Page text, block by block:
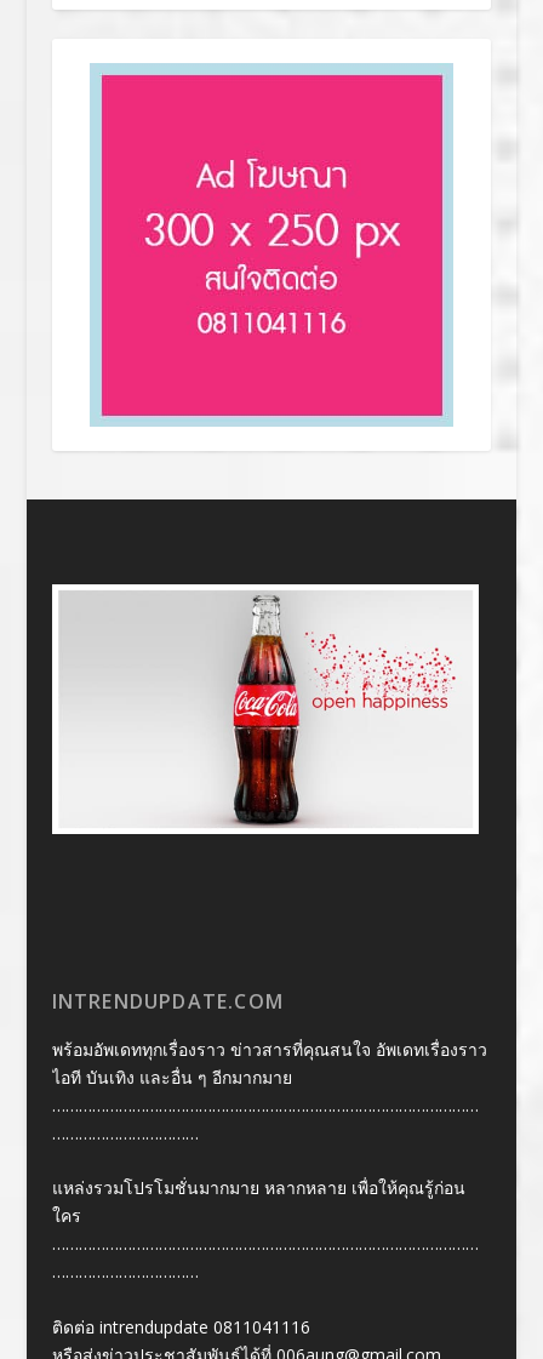
INTRENDUPDATE.COM
พร้อมอัพเดททุกเรื่องราว ข่าวสารที่คุณสนใจ อัพเดทเรื่องราว
ไอที บันเทิง และอื่น ๆ อีกมากมาย
……………………………………………………………………………………
……………………………
แหล่งรวมโปรโมชั่นมากมาย หลากหลาย เพื่อให้คุณรู้ก่อน
ใคร
……………………………………………………………………………………
……………………………
ติดต่อ intrendupdate 0811041116
หรือส่งข่าวประชาสัมพันธ์ได้ที่ 006aung@gmail.com